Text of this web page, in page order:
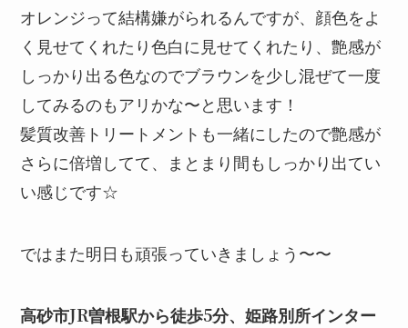
オレンジって結構嫌がられるんですが、顔色をよ
く見せてくれたり色白に見せてくれたり、艶感が
しっかり出る色なのでブラウンを少し混ぜて一度
してみるのもアリかな〜と思います！
髪質改善トリートメントも一緒にしたので艶感が
さらに倍増してて、まとまり間もしっかり出てい
い感じです☆
ではまた明日も頑張っていきましょう〜〜
高砂市JR曽根駅から徒歩5分、姫路別所インター